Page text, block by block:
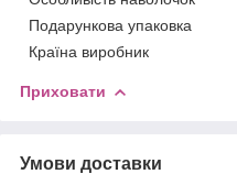
Подарункова упаковка
Країна виробник
Приховати
Умови доставки